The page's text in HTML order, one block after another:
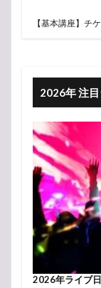
【基本講座】チ
2026年 注
2026年ライブ